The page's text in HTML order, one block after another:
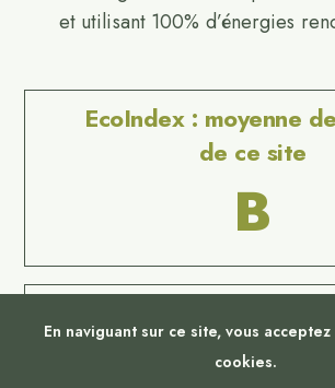
et utilisant 100% d’énergies
EcoIndex : moyenne
de ce site
B
No Result
En naviguant sur ce site, vous
cookies.